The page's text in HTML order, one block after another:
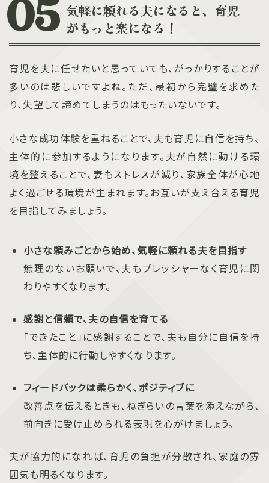
気軽に頼れる夫になると、育児
がもっと楽になる！
育児を夫に任せたいと思っていても、がっかりすることが
多いのは悲しいですよね。ただ、最初から完璧を求めた
り、失望して諦めてしまうのはもったいないです。
小さな成功体験を重ねることで、夫も育児に自信を持ち、
主体的に参加するようになります。夫が自然に動ける環
境を整えることで、妻もストレスが減り、家族全体が心地
よく過ごせる環境が生まれます。お互いが支え合える育児
を目指してみましょう。
小さな頼みごとから始め、気軽に頼れる夫を目指す
無理のないお願いで、夫もプレッシャーなく育児に関
わりやすくなります。
感謝と信頼で、夫の自信を育てる
「できたこと」に感謝することで、夫も自分に自信を持
ち、主体的に行動しやすくなります。
フィードバックは柔らかく、ポジティブに
改善点を伝えるときも、ねぎらいの言葉を添えながら、
前向きに受け止められる表現を心がけましょう。
夫が協力的になれば、育児の負担が分散され、家庭の雰
囲気も明るくなります。